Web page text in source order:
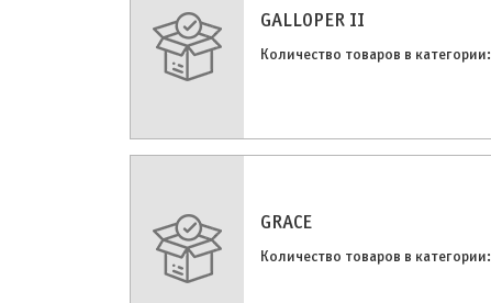
GALLOPER II
Количество товаров в категории:
GRACE
Количество товаров в категории: